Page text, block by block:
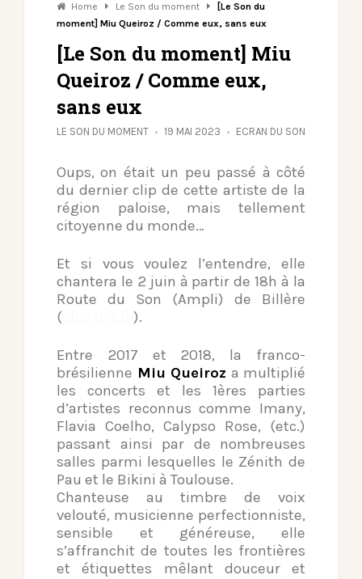
Home Le Son du moment
[Le Son du
moment] Miu Queiroz / Comme eux, sans eux
[Le Son du moment] Miu
Queiroz / Comme eux,
sans eux
LE SON DU MOMENT 19 MAI 2023 ECRAN DU SON
Oups, on était un peu passé à côté
du dernier clip de cette artiste de la
région paloise, mais tellement
citoyenne du monde…
Et si vous voulez l’entendre, elle
chantera le 2 juin à partir de 18h à la
Route du Son (Ampli) de Billère
(
).
Entre 2017 et 2018, la franco-
brésilienne Miu Queiroz a multiplié
les concerts et les 1ères parties
d’artistes reconnus comme Imany,
Flavia Coelho, Calypso Rose, (etc.)
passant ainsi par de nombreuses
salles parmi lesquelles le Zénith de
Pau et le Bikini à Toulouse.
Chanteuse au timbre de voix
velouté, musicienne perfectionniste,
sensible et généreuse, elle
s’affranchit de toutes les frontières
et étiquettes mêlant douceur et